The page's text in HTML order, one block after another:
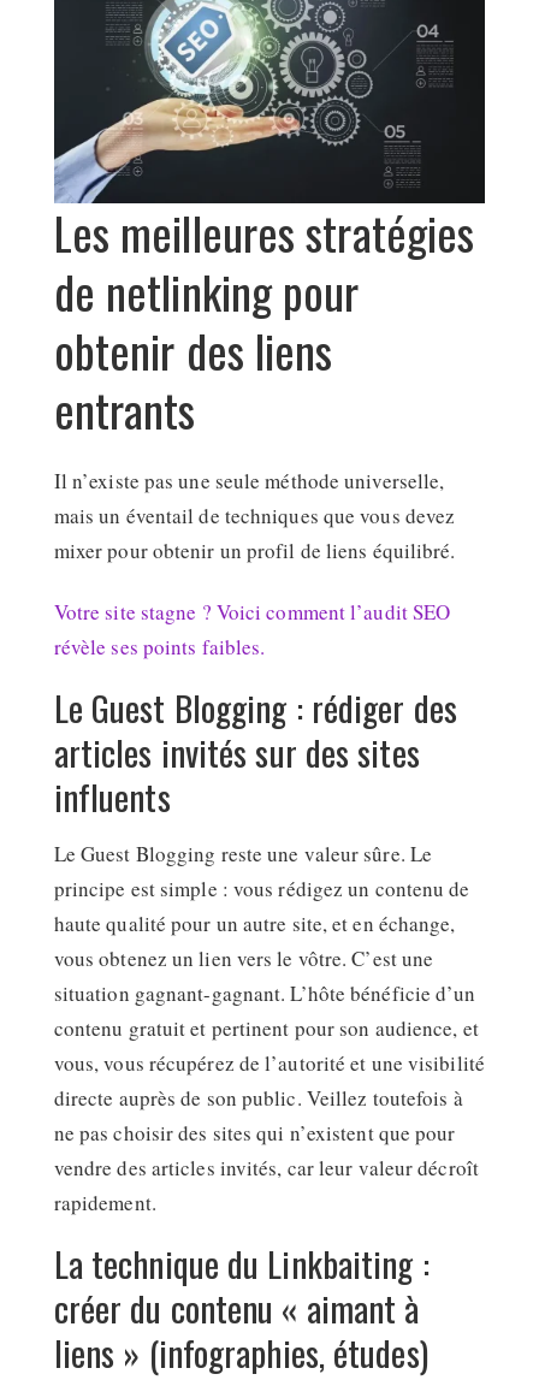
Les meilleures stratégies
de netlinking pour
obtenir des liens
entrants
Il n’existe pas une seule méthode universelle,
mais un éventail de techniques que vous devez
mixer pour obtenir un profil de liens équilibré.
Votre site stagne ? Voici comment l’audit SEO
révèle ses points faibles.
Le Guest Blogging : rédiger des
articles invités sur des sites
influents
Le Guest Blogging reste une valeur sûre. Le
principe est simple : vous rédigez un contenu de
haute qualité pour un autre site, et en échange,
vous obtenez un lien vers le vôtre. C’est une
situation gagnant-gagnant. L’hôte bénéficie d’un
contenu gratuit et pertinent pour son audience, et
vous, vous récupérez de l’autorité et une visibilité
directe auprès de son public. Veillez toutefois à
ne pas choisir des sites qui n’existent que pour
vendre des articles invités, car leur valeur décroît
rapidement.
La technique du Linkbaiting :
créer du contenu « aimant à
liens » (infographies, études)